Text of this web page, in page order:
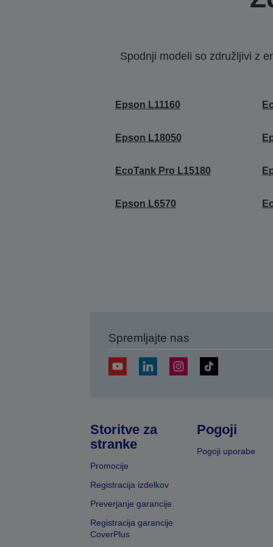
Spodnji modeli so združljivi z
Epson L11160
Epson L18050
EcoTank Pro L15180
Epson L6570
Spremljajte nas
Storitve za
stranke
Promocije
Registracija izdelkov
Preverjanje garancije
Registracija garancije
CoverPlus
Pogoji
Pogoji uporabe